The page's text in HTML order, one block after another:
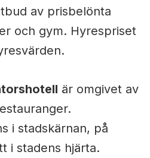
av prisbelönta
och gym. Hyrespriset
är omgivet av
i stadskärnan, på
i stadens hjärta.